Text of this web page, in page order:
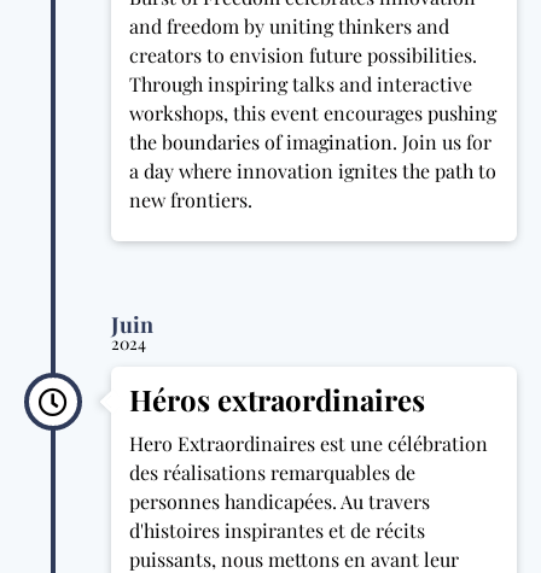
and freedom by uniting thinkers and
creators to envision future possibilities.
Through inspiring talks and interactive
workshops, this event encourages pushing
the boundaries of imagination. Join us for
a day where innovation ignites the path to
new frontiers.
Juin
2024
Héros extraordinaires
Hero Extraordinaires est une célébration
des réalisations remarquables de
personnes handicapées. Au travers
d'histoires inspirantes et de récits
puissants, nous mettons en avant leur